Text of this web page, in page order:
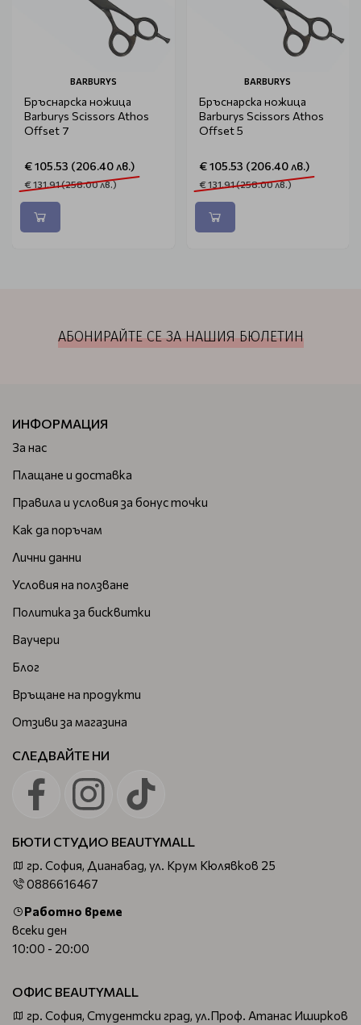
BARBURYS
Бръснарска ножица
Barburys Scissors Athos
Offset 7
€ 105.53 (206.40 лв.)
€ 131.91 (258.00 лв.)
BARBURYS
Бръснарска ножица
Barburys Scissors Athos
Offset 5
€ 105.53 (206.40 лв.)
€ 131.91 (258.00 лв.)
АБОНИРАЙТЕ СЕ ЗА НАШИЯ БЮЛЕТИН
ИНФОРМАЦИЯ
За нас
Плащане и доставка
Правила и условия за бонус точки
Как да поръчам
Лични данни
Условия на ползване
Политика за бисквитки
Ваучери
Блог
Връщане на продукти
Отзиви за магазина
СЛЕДВАЙТЕ НИ
БЮТИ СТУДИО BEAUTYMALL
гр. София, Дианабад, ул. Крум Кюлявков 25
0886616467
Работно време
всеки ден
10:00 - 20:00
ОФИС BEAUTYMALL
гр. София, Студентски град, ул.Проф. Атанас Иширков